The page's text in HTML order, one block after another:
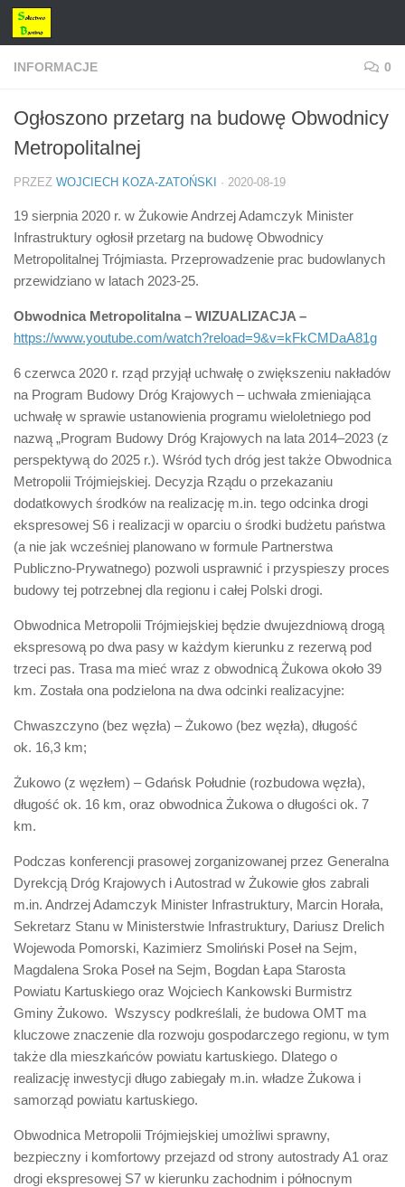
Przejdź do treści
INFORMACJE 0
Ogłoszono przetarg na budowę Obwodnicy
Metropolitalnej
PRZEZ WOJCIECH KOZA-ZATOŃSKI · 2020-08-19
19 sierpnia 2020 r. w Żukowie Andrzej Adamczyk Minister
Infrastruktury ogłosił przetarg na budowę Obwodnicy
Metropolitalnej Trójmiasta. Przeprowadzenie prac budowlanych
przewidziano w latach 2023-25.
Obwodnica Metropolitalna – WIZUALIZACJA –
https://www.youtube.com/watch?reload=9&v=kFkCMDaA81g
6 czerwca 2020 r. rząd przyjął uchwałę o zwiększeniu nakładów
na Program Budowy Dróg Krajowych – uchwała zmieniająca
uchwałę w sprawie ustanowienia programu wieloletniego pod
nazwą „Program Budowy Dróg Krajowych na lata 2014–2023 (z
perspektywą do 2025 r.). Wśród tych dróg jest także Obwodnica
Metropolii Trójmiejskiej. Decyzja Rządu o przekazaniu
dodatkowych środków na realizację m.in. tego odcinka drogi
ekspresowej S6 i realizacji w oparciu o środki budżetu państwa
(a nie jak wcześniej planowano w formule Partnerstwa
Publiczno-Prywatnego) pozwoli usprawnić i przyspieszy proces
budowy tej potrzebnej dla regionu i całej Polski drogi.
Obwodnica Metropolii Trójmiejskiej będzie dwujezdniową drogą
ekspresową po dwa pasy w każdym kierunku z rezerwą pod
trzeci pas. Trasa ma mieć wraz z obwodnicą Żukowa około 39
km. Została ona podzielona na dwa odcinki realizacyjne:
Chwaszczyno (bez węzła) – Żukowo (bez węzła), długość
ok. 16,3 km;
Żukowo (z węzłem) – Gdańsk Południe (rozbudowa węzła),
długość ok. 16 km, oraz obwodnica Żukowa o długości ok. 7
km.
Podczas konferencji prasowej zorganizowanej przez Generalna
Dyrekcją Dróg Krajowych i Autostrad w Żukowie głos zabrali
m.in. Andrzej Adamczyk Minister Infrastruktury, Marcin Horała,
Sekretarz Stanu w Ministerstwie Infrastruktury, Dariusz Drelich
Wojewoda Pomorski, Kazimierz Smoliński Poseł na Sejm,
Magdalena Sroka Poseł na Sejm, Bogdan Łapa Starosta
Powiatu Kartuskiego oraz Wojciech Kankowski Burmistrz
Gminy Żukowo. Wszyscy podkreślali, że budowa OMT ma
kluczowe znaczenie dla rozwoju gospodarczego regionu, w tym
także dla mieszkańców powiatu kartuskiego. Dlatego o
realizację inwestycji długo zabiegały m.in. władze Żukowa i
samorząd powiatu kartuskiego.
Obwodnica Metropolii Trójmiejskiej umożliwi sprawny,
bezpieczny i komfortowy przejazd od strony autostrady A1 oraz
drogi ekspresowej S7 w kierunku zachodnim i północnym